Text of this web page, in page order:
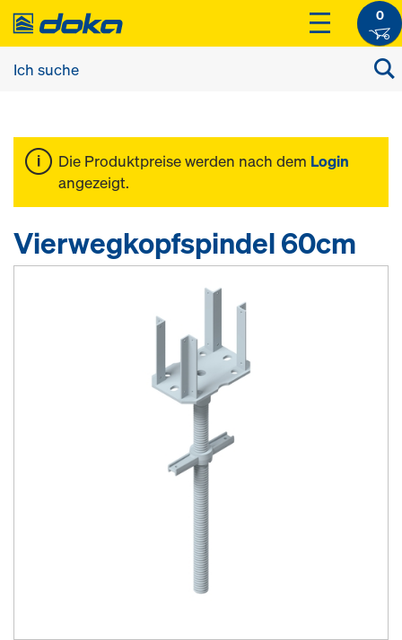
0
Die Produktpreise werden nach dem Login
angezeigt.
Vierwegkopfspindel 60cm